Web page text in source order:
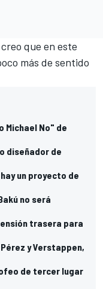
que en este
más de sentido
Michael No" de
diseñador de
un proyecto de
no será
trasera para
y Verstappen,
de tercer lugar